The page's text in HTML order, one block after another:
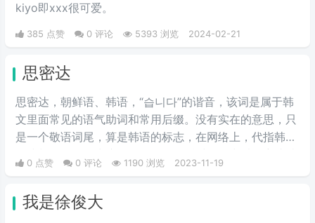
kiyo即xxx很可爱。
385 点赞 0 评论 5393 浏览 2024-02-21
思密达
思密达，朝鲜语、韩语，“습니다”的谐音，该词是属于韩
文里面常见的语气助词和常用后缀。没有实在的意思，只
是一个敬语词尾，算是韩语的标志，在网络上，代指韩国
尾。该词源于朝鲜语中的语气助词[습니다]的发音。类似
0 点赞 0 评论 1190 浏览 2023-11-19
我是徐俊大